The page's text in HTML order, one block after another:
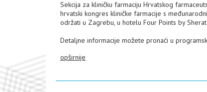
Sekcija za kliničku farmaciju Hrvatskog
hrvatski kongres kliničke farmacije s
održati u Zagrebu, u hotelu Four Points by
Detaljne informacije možete pronaći u
opširnije